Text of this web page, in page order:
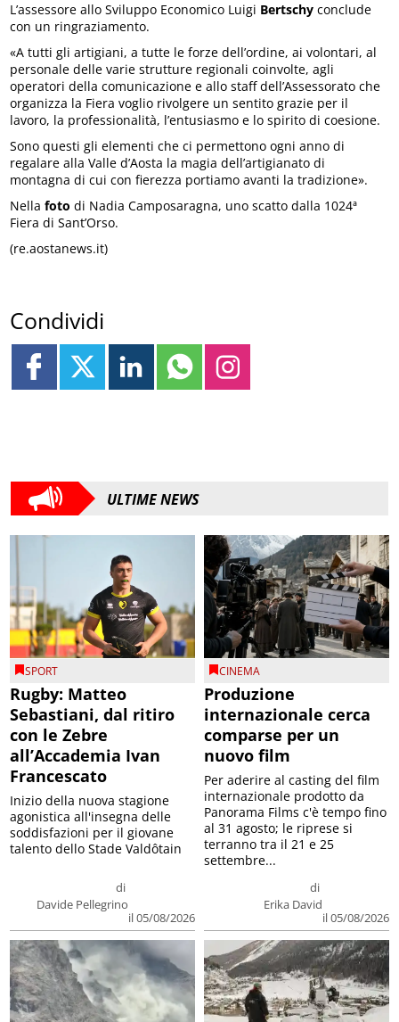
L’assessore allo Sviluppo Economico Luigi Bertschyconclude
con un ringraziamento.
«A tutti gli artigiani, a tutte le forze dell’ordine, ai volontari, al
personale delle varie strutture regionali coinvolte, agli
operatori della comunicazione e allo staff dell’Assessorato che
organizza la Fiera voglio rivolgere un sentito grazie per il
lavoro, la professionalità, l’entusiasmo e lo spirito di coesione.
Sono questi gli elementi che ci permettono ogni anno di
regalare alla Valle d’Aosta la magia dell’artigianato di
montagna di cui con fierezza portiamo avanti la tradizione».
Nella foto di Nadia Camposaragna, uno scatto dalla 1024ª
Fiera di Sant’Orso.
(re.aostanews.it)
Condividi
ULTIME NEWS
SPORT
Rugby: Matteo
Sebastiani, dal ritiro
con le Zebre
all’Accademia Ivan
Francescato
di
Davide Pellegrino
il 05/08/2026
Inizio della nuova stagione
agonistica all'insegna delle
soddisfazioni per il giovane
talento dello Stade Valdôtain
CINEMA
Produzione
internazionale cerca
comparse per un
nuovo film
di
Erika David
il 05/08/2026
Per aderire al casting del film
internazionale prodotto da
Panorama Films c'è tempo fino
al 31 agosto; le riprese si
terranno tra il 21 e 25
settembre...